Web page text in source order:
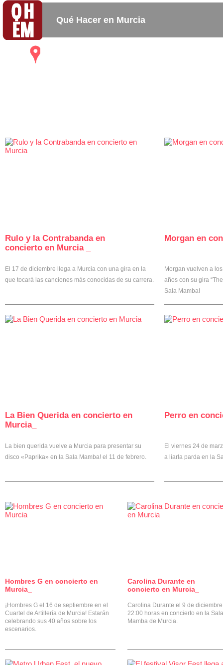
Qué Hacer en Murcia
Rulo y la Contrabanda en
concierto en Murcia _
El 17 de diciembre llega a Murcia con una gira en la
que tocará las canciones más conocidas de su carrera.
Morgan en
Morgan vuelven a
años con su gira
Sala Mamba!
La Bien Querida en concierto en
Murcia_
La bien querida vuelve a Murcia para presentar su
disco «Paprika» en la Sala Mamba! el 11 de febrero.
Perro en
El viernes 24 de
a liarla parda en la
Hombres G en concierto en
Murcia_
¡Hombres G el 16 de septiembre en el
Cuartel de Artillería de Murcia! Estarán
celebrando sus 40 años sobre los
escenarios.
Carolina Durante en
concierto en Murcia_
Carolina Durante el 9 de
22:00 horas en concierto en la Sala
Mamba de Murcia.